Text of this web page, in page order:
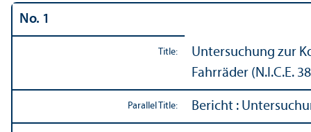
No. 1
Title:
Untersuchung zur
Fahrräder (N.I.C.E.
Parallel Title: Bericht :